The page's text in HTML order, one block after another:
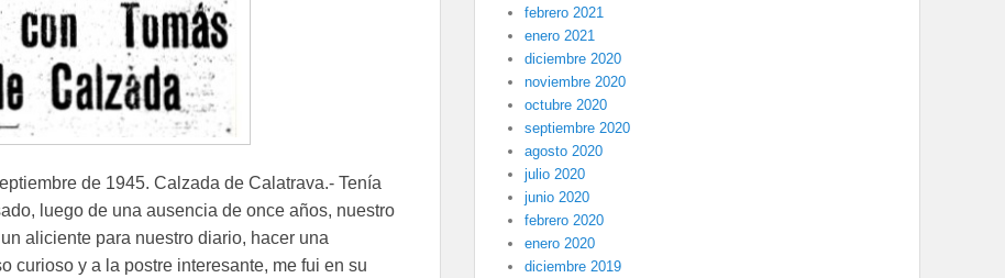
de 1945. Calzada de Calatrava.- Tenía
luego de una ausencia de once años, nuestro
aliciente para nuestro diario, hacer una
curioso y a la postre interesante, me fui en su
febrero 2021
enero 2021
diciembre 2020
noviembre 2020
octubre 2020
septiembre 2020
agosto 2020
julio 2020
junio 2020
febrero 2020
enero 2020
diciembre 2019